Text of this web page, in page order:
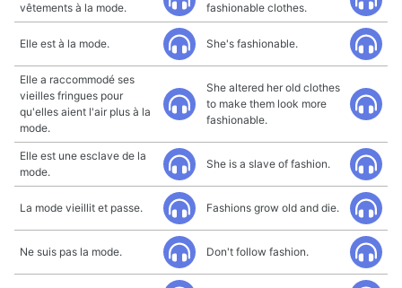
vêtements à la mode.
fashionable clothes.
Elle est à la mode. She's fashionable.
Elle a raccommodé ses
vieilles fringues pour
qu'elles aient l'air plus à la
mode.
She altered her old clothes
to make them look more
fashionable.
Elle est une esclave de la
mode.
She is a slave of fashion.
La mode vieillit et passe. Fashions grow old and die.
Ne suis pas la mode. Don't follow fashion.